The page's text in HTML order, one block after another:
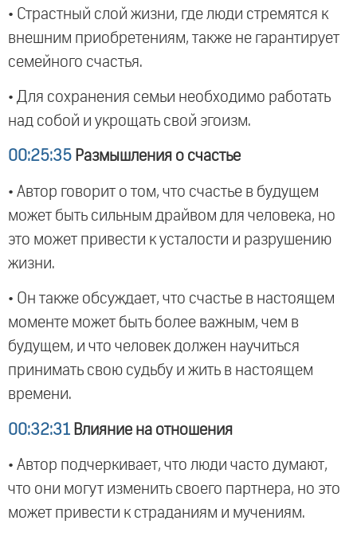
• Страстный слой жизни, где люди стремятся к
внешним приобретениям, также не гарантирует
семейного счастья.
• Для сохранения семьи необходимо работать
над собой и укрощать свой эгоизм.
00:25:35 Размышления о счастье
• Автор говорит о том, что счастье в будущем
может быть сильным драйвом для человека, но
это может привести к усталости и разрушению
жизни.
• Он также обсуждает, что счастье в настоящем
моменте может быть более важным, чем в
будущем, и что человек должен научиться
принимать свою судьбу и жить в настоящем
времени.
00:32:31 Влияние на отношения
• Автор подчеркивает, что люди часто думают,
что они могут изменить своего партнера, но это
может привести к страданиям и мучениям.